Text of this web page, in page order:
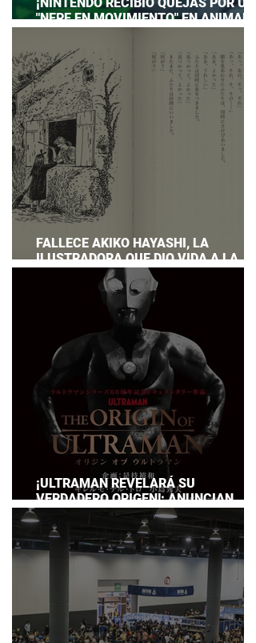
"NEPE EN MOVIMIENTO" EN ANIMAL
PREPARAR UNA RESPUESTA OFICIAL!
FALLECE AKIKO HAYASHI, LA
ILUSTRADORA QUE DIO VIDA A LA
NOVELA ORIGINAL DE KIKI'S DELIVERY
¡ULTRAMAN REVELARÁ SU
VERDADERO ORIGEN!: ANUNCIAN
DOCUMENTAL POR EL 60
ANIVERSARIO DE LA FRANQUICIA